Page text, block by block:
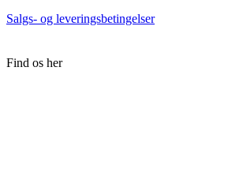
Salgs- og leveringsbetingelser
Find os her